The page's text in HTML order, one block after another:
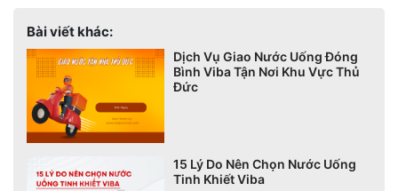
Bài viết khác:
Dịch Vụ Giao Nước Uống Đóng
Bình Viba Tận Nơi Khu Vực Thủ
Đức
15 Lý Do Nên Chọn Nước Uống
Tinh Khiết Viba